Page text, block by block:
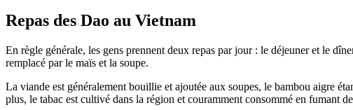
Repas des Dao au Vietnam
En règle générale, les gens prennent deux repas par jour : le déjeuner et le
remplacé par le maïs et la soupe.
La viande est généralement bouillie et ajoutée aux soupes, le bambou aigre
plus, le tabac est cultivé dans la région et couramment consommé en fumant